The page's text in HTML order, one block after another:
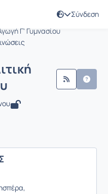
Σύνδεση
Γ' Γυμνασίου
και Πολιτική